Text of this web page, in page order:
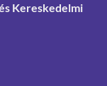
Kereskedelmi